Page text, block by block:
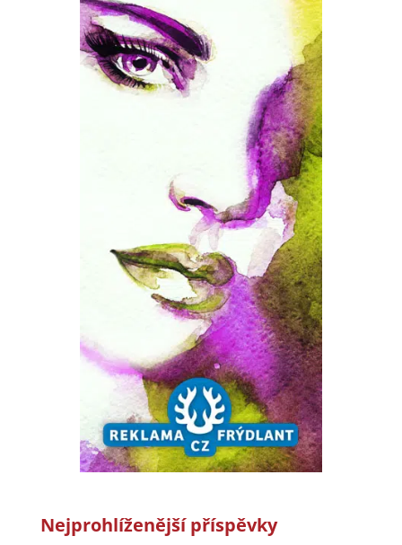
Nejprohlíženější příspěvky